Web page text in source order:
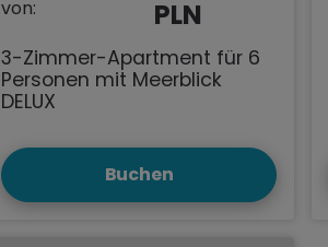
von:
PLN
3-Zimmer-Apartment für 6
Personen mit Meerblick
DELUX
Buchen